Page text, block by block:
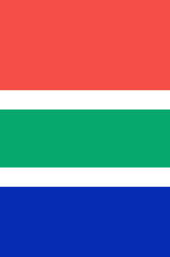
monedas circularon
oficial utilizada fue el
se utilizó el
sudafricana en incluir
británica, en
sobre una base
incluidos los